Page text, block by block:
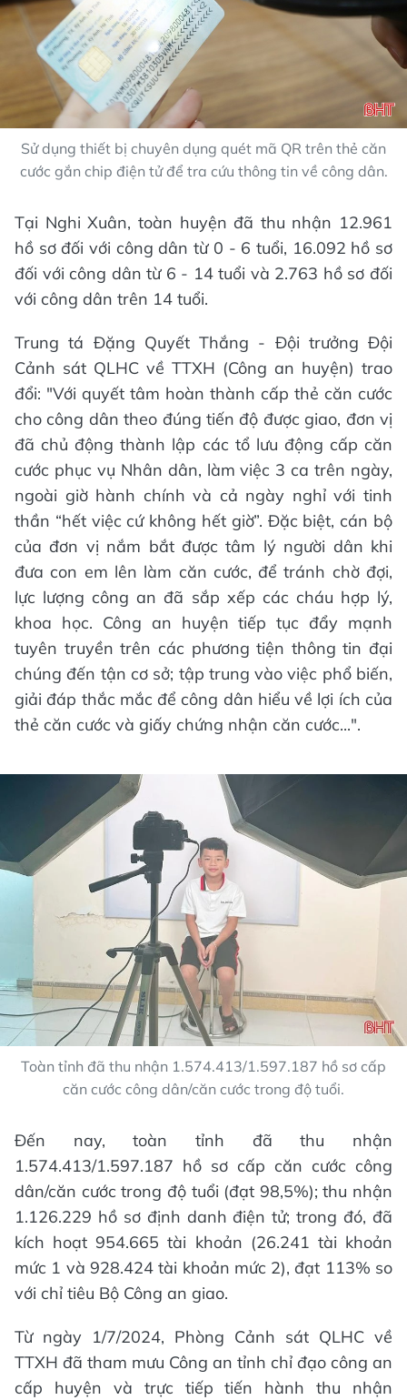
Sử dụng thiết bị chuyên dụng quét mã QR trên thẻ căn
cước gắn chip điện tử để tra cứu thông tin về công dân.
Tại Nghi Xuân, toàn huyện đã thu nhận 12.961
hồ sơ đối với công dân từ 0 - 6 tuổi, 16.092 hồ sơ
đối với công dân từ 6 - 14 tuổi và 2.763 hồ sơ đối
với công dân trên 14 tuổi.
Trung tá Đặng Quyết Thắng - Đội trưởng Đội
Cảnh sát QLHC về TTXH (Công an huyện) trao
đổi: "Với quyết tâm hoàn thành cấp thẻ căn cước
cho công dân theo đúng tiến độ được giao, đơn vị
đã chủ động thành lập các tổ lưu động cấp căn
cước phục vụ Nhân dân, làm việc 3 ca trên ngày,
ngoài giờ hành chính và cả ngày nghỉ với tinh
thần “hết việc cứ không hết giờ”. Đặc biệt, cán bộ
của đơn vị nắm bắt được tâm lý người dân khi
đưa con em lên làm căn cước, để tránh chờ đợi,
lực lượng công an đã sắp xếp các cháu hợp lý,
khoa học. Công an huyện tiếp tục đẩy mạnh
tuyên truyền trên các phương tiện thông tin đại
chúng đến tận cơ sở; tập trung vào việc phổ biến,
giải đáp thắc mắc để công dân hiểu về lợi ích của
thẻ căn cước và giấy chứng nhận căn cước...".
Toàn tỉnh đã thu nhận 1.574.413/1.597.187 hồ sơ cấp
căn cước công dân/căn cước trong độ tuổi.
Đến nay, toàn tỉnh đã thu nhận
1.574.413/1.597.187 hồ sơ cấp căn cước công
dân/căn cước trong độ tuổi (đạt 98,5%); thu nhận
1.126.229 hồ sơ định danh điện tử; trong đó, đã
kích hoạt 954.665 tài khoản (26.241 tài khoản
mức 1 và 928.424 tài khoản mức 2), đạt 113% so
với chỉ tiêu Bộ Công an giao.
Từ ngày 1/7/2024, Phòng Cảnh sát QLHC về
TTXH đã tham mưu Công an tỉnh chỉ đạo công an
cấp huyện và trực tiếp tiến hành thu nhận